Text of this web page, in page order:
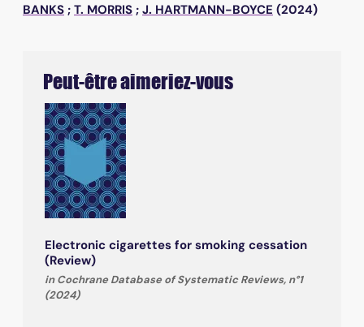
BANKS ; T. MORRIS ; J. HARTMANN-BOYCE (2024)
Peut-être aimeriez-vous
Electronic cigarettes for smoking cessation
(Review)
in Cochrane Database of Systematic Reviews, n°1
(2024)